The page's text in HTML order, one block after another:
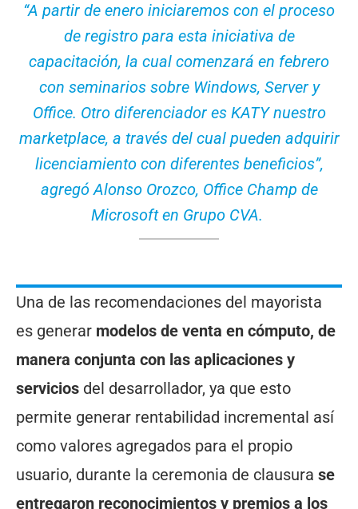
“A partir de enero iniciaremos con el proceso
de registro para esta iniciativa de
capacitación, la cual comenzará en febrero
con seminarios sobre Windows, Server y
Office. Otro diferenciador es KATY nuestro
marketplace, a través del cual pueden adquirir
licenciamiento con diferentes beneficios”,
agregó Alonso Orozco, Office Champ de
Microsoft en Grupo CVA.
Una de las recomendaciones del mayorista
es generar modelos de venta en cómputo, de
manera conjunta con las aplicaciones y
servicios del desarrollador, ya que esto
permite generar rentabilidad incremental así
como valores agregados para el propio
usuario, durante la ceremonia de clausura se
entregaron reconocimientos y premios a los